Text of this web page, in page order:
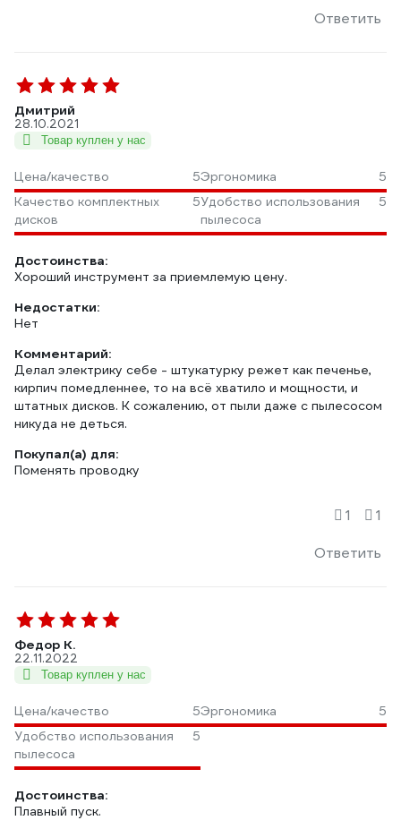
Ответить
Дмитрий
28.10.2021
Товар куплен у нас
Цена/качество 5Эргономика
5
Качество комплектных
дисков
5Удобство использования
пылесоса
5
Достоинства:
Хороший инструмент за приемлемую цену.
Недостатки:
Нет
Комментарий:
Делал электрику себе - штукатурку режет как печенье,
кирпич помедленнее, то на всё хватило и мощности, и
штатных дисков. К сожалению, от пыли даже с пылесосом
никуда не деться.
Покупал(а) для:
Поменять проводку
Ответить
1 1
Федор К.
22.11.2022
Товар куплен у нас
Цена/качество 5Эргономика
5
Удобство использования
пылесоса
5
Достоинства:
Плавный пуск.